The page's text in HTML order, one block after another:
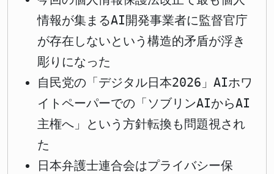
情報が集まるAI開発事業者に監督官庁
が存在しないという構造的矛盾が浮き
彫りになった
自民党の「デジタル日本2026」AIホワ
イトペーパーでの「ソブリンAIからAI
主権へ」という方針転換も問題視され
た
日本弁護士連合会はプライバシー保